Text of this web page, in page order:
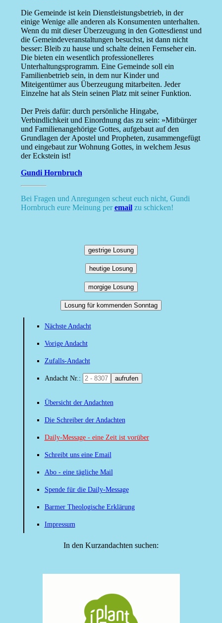
Die Gemeinde ist kein Dienstleistungsbetrieb, in der
einige Wenige alle anderen als Konsumenten unterhalten.
Wenn du mit dieser Überzeugung in den Gottesdienst und
die Gemeindeveranstaltungen besuchst, ist dann nicht
besser: Bleib zu hause und schalte deinen Fernseher ein.
Die bieten ein wesentlich professionelleres
Unterhaltungsprogramm. Eine Gemeinde soll ein
Familienbetrieb sein, in dem nur Kinder und
Miteigentümer aus Überzeugung mitarbeiten. Jeder
Einzelne hat als Stein seinen Platz mit seiner Funktion.
Der Preis dafür: durch persönliche Hingabe,
Verbindlichkeit und Einordnung das zu sein: »Mitbürger
und Familienangehörige Gottes, aufgebaut auf den
Grundlagen der Apostel und Propheten, zusammengefügt
und eingebaut zur Wohnung Gottes, in welchem Jesus
der Eckstein ist!
Gundi Hornbruch
Bei Fragen und Anregungen scheut euch nicht, Gundi
Hornbruch eure Meinung peremailzu schicken!
gestrige Losung
heutige Losung
morgige Losung
Losung für kommenden Sonntag
Nächste Andacht
Vorige Andacht
Zufalls-Andacht
Andacht Nr.: aufrufen
Übersicht der Andachten
Die Schreiber der Andachten
Daily-Message - eine Zeit ist vorüber
Schreibt uns eine Email
Abo - eine tägliche Mail
Spende für die Daily-Message
Barmer Theologische Erklärung
Impressum
In den Kurzandachten suchen: